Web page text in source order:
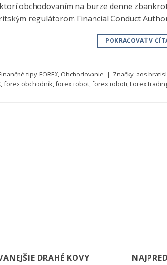
obchodovaním na burze denne
regulátorom Financial Conduct
POKRAČOVAŤ V
tipy,FOREX, Obchodovanie | Značky: aos
,forex obchodník,forex robot,forex roboti,Forex
DRAHÉ KOVY